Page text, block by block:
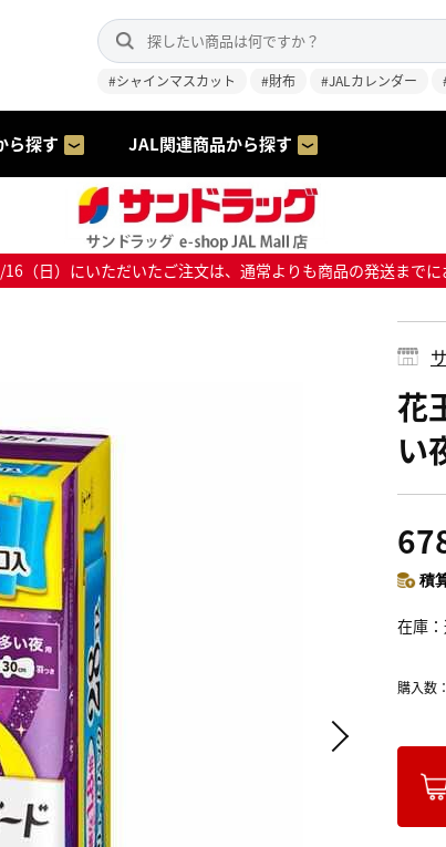
#シャインマスカット #財布 #JALカレンダー
ら探す JAL関連商品から探す
（日）にいただいたご注文は、通常よりも商品の発送まで
花
い
積
在庫
購入数：